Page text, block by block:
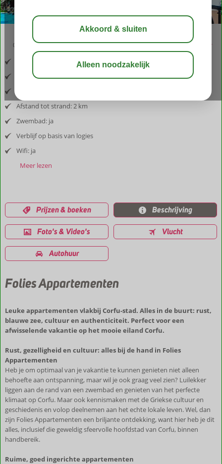
02:50 aug 31°C delen bewaar
Inclusief vlucht en huurauto
Afstand luchthaven: 2 km
Afstand tot strand: 2 km
Zwembad: ja
Verblijf op basis van logies
Wifi: ja
Meer lezen
Prijzen & boeken Beschrijving
Foto's & Video's Vlucht
Autohuur
Folies Appartementen
Leuke appartementen vlakbij Corfu-stad. Alles in de buurt: rust,
blauwe zee, cultuur en authenticiteit. Perfect voor een
afwisselende vakantie op het mooie eiland Corfu.
Rust, gezelligheid en cultuur: alles bij de hand in Folies
Appartementen
Heb je om optimaal van je vakantie te kunnen genieten niet alleen
behoefte aan ontspanning, maar wil je ook graag veel zien? Luilekker
liggen aan de rand van een zwembad en genieten van het perfecte
klimaat op Corfu. Maar ook kennismaken met de Griekse cultuur en
geschiedenis en volop deelnemen aan het echte lokale leven. Wel, dan
zijn Folies Appartementen een briljante ontdekking, want hier heb je dit
alles, inclusief die geweldig sfeervolle hoofdstad van Corfu, binnen
handbereik.
Ruime, goed ingerichte appartementen